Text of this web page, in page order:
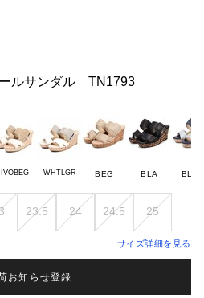
ルサンダル TN1793
IVOBEG WHTLGR BEG BLA BLU-
23.5 24 24.5 25
サイズ詳細を見る
お知らせ登録